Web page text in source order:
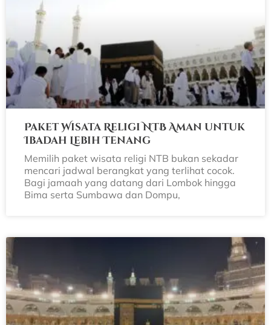
Paket Wisata Religi NTB Aman untuk
Ibadah Lebih Tenang
Memilih paket wisata religi NTB bukan sekadar
mencari jadwal berangkat yang terlihat cocok.
Bagi jamaah yang datang dari Lombok hingga
Bima serta Sumbawa dan Dompu,